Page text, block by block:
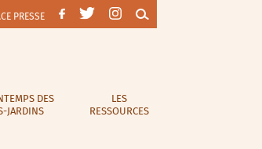
PRESSE
DES
JARDINS
LES
RESSOURCES